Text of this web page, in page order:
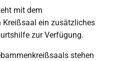
mit dem
Kreißsaal ein zusätzliches
zur Verfügung.
stehen